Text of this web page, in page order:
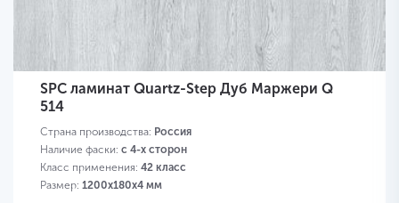
SPC ламинат Quartz-Step Дуб Маржери Q
514
Страна производства: Россия
Наличие фаски: с 4-х сторон
Класс применения: 42 класс
Размер: 1200х180х4 мм